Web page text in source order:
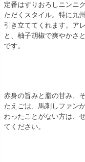
定番はすりおろしニンニ
ただくスタイル。特に九
引き立ててくれます。ア
と、柚子胡椒で爽やかさ
です。
赤身の旨みと脂の甘み、
たえごは、馬刺しファン
わったことがない方は、
てください。